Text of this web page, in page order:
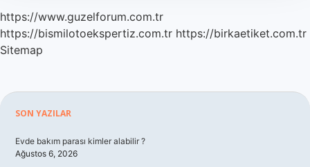
https://www.guzelforum.com.tr
https://bismilotoekspertiz.com.tr https://birkaetiket.com.tr
Sitemap
Sidebar
SON YAZILAR
Evde bakım parası kimler alabilir ?
Ağustos 6, 2026